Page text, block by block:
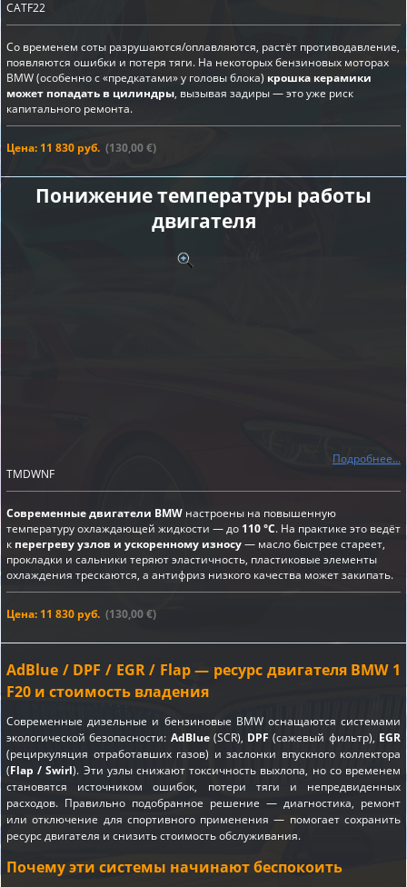
CATF22
Со временем соты разрушаются/оплавляются, растёт противодавление,
появляются ошибки и потеря тяги. На некоторых бензиновых моторах
BMW (особенно с «предкатами» у головы блока) крошка керамики
может попадать в цилиндры, вызывая задиры — это уже риск
капитального ремонта.
Цена: 11 830 руб. (130,00 €)
Понижение температуры работы
двигателя
Подробнее...
TMDWNF
Современные двигатели BMW настроены на повышенную
температуру охлаждающей жидкости — до 110 °C. На практике это ведёт
к перегреву узлов и ускоренному износу— масло быстрее стареет,
прокладки и сальники теряют эластичность, пластиковые элементы
охлаждения трескаются, а антифриз низкого качества может закипать.
Цена: 11 830 руб. (130,00 €)
AdBlue / DPF / EGR / Flap — ресурс двигателя BMW 1
F20 и стоимость владения
Современные дизельные и бензиновые BMW оснащаются системами
экологической безопасности: AdBlue(SCR), DPF (сажевый фильтр), EGR
(рециркуляция отработавших газов) и заслонки впускного коллектора
(Flap / Swirl). Эти узлы снижают токсичность выхлопа, но со временем
становятся источником ошибок, потери тяги и непредвиденных
расходов. Правильно подобранное решение — диагностика, ремонт
или отключение для спортивного применения — помогает сохранить
ресурс двигателя и снизить стоимость обслуживания.
Почему эти системы начинают беспокоить